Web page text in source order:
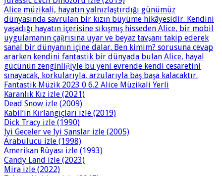
Alice müzikali, hayatın yalnızlaştırdığı günümüz
dünyasında savrulan bir kızın büyüme hikâyesidir. Kendini
yaşadığı hayatın içerisine sıkışmış hisseden Alice, bir mobil
uygulamanın çağrısına uyar ve beyaz tavşanı takip ederek
sanal bir dünyanın içine dalar. Ben kimim? sorusuna cevap
ararken kendini fantastik bir dünyada bulan Alice, hayal
gücünün zenginliğiyle bu yeni evrende kendi cesaretini
sınayacak, korkularıyla, arzularıyla baş başa kalacaktır.
Fantastik Müzik 2023 0 6.2 Alice Müzikali Yerli
Karanlık Kız izle (2021)
Dead Snow izle (2009)
Kabil’in Kırlangıçları izle (2019)
Dick Tracy izle (1990)
İyi Geceler ve İyi Şanslar izle (2005)
Arabulucu izle (1998)
Amerikan Rüyası izle (1993)
Candy Land izle (2023)
Mira izle (2022)